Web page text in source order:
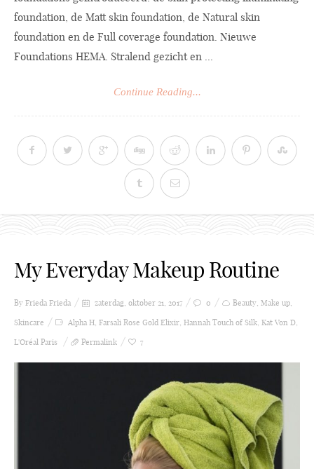
foundation, de Matt skin foundation, de Natural skin
foundation en de Full coverage foundation. Nieuwe
Foundations HEMA. Stralend gezicht en ...
Continue Reading...
My Everyday Makeup Routine
By Frieda Frieda zaterdag, oktober 21, 2017 0 Beauty, Make up,
Skincare
Alpha H, Farsali Rose Gold Elixir, Hannah Touch of Silk, Kat Von D,
L'Oréal Paris
Permalink 7